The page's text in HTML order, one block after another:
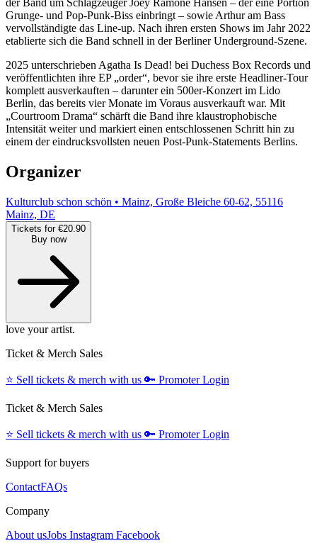
der Band um Schlagzeuger Joey Ramone Hansen – der eine Portion
Grunge- und Pop-Punk-Biss einbringt – sowie Arthur am Bass
vervollständigte das Line-up. Nach ihren ersten Shows im Jahr 2022
etablierte sich die Band schnell in der Berliner Underground-Szene.
2025 unterschrieben Agatha Is Dead! bei Duchess Box Records und
veröffentlichten ihre EP „order“, bevor sie ihre erste Headliner-Tour
komplett ausverkauften – darunter ein 500er-Konzert im Lido
Berlin, das bereits vier Monate im Voraus ausverkauft war. Mit
„Courtroom Drama“ schärft die Band ihre klaustrophobische
Intensität weiter und markiert einen entschlossenen Schritt hin zu
einem der eindrucksvollsten neuen Post-Punk-Statements Berlins.
Organizer
Kulturclub schon schön • Mainz, Große Bleiche 60-62, 55116
Mainz, DE
Tickets for €20.90
Buy now
love your artist.
Ticket & Merch Sales
⭐️ Sell tickets & merch with us 🔑 Promoter Login
Ticket & Merch Sales
⭐️ Sell tickets & merch with us 🔑 Promoter Login
Support for buyers
ContactFAQs
Company
About usJobs Instagram Facebook